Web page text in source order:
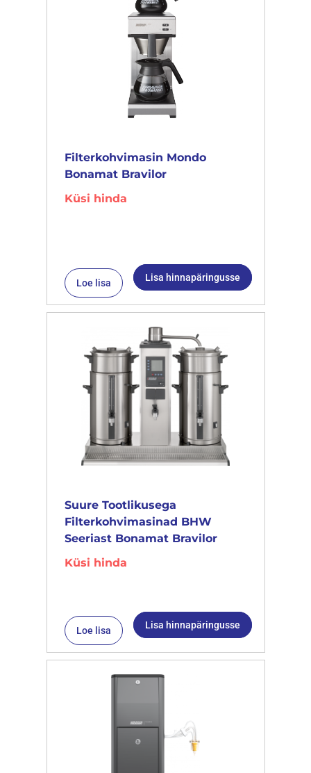
Filterkohvimasin Mondo
Bonamat Bravilor
Küsi hinda
Loe lisa Lisa hinnapäringusse
Suure Tootlikusega
Filterkohvimasinad BHW
Seeriast Bonamat Bravilor
Küsi hinda
Loe lisa Lisa hinnapäringusse